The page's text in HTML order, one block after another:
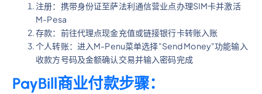
注册：携带身份证至萨法利通信营业点办理SIM卡并激活
M-Pesa
存款：前往代理点现金充值或链接银行卡转账入账
个人转账：进入M-Penu菜单选择"Send Money"功能输入
收款方号码及金额确认交易并输入密码完成
PayBill商业付款步骤：